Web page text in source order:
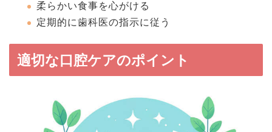
柔らかい食事を心がける
定期的に歯科医の指示に従う
適切な口腔ケアのポイント